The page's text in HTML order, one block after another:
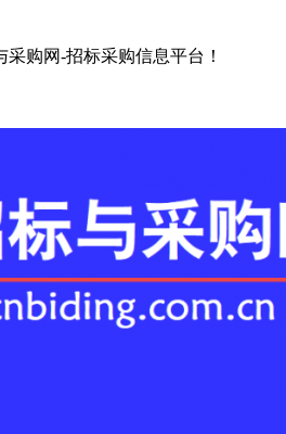
购网-招标采购信息平台！